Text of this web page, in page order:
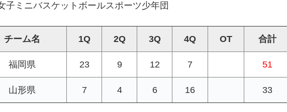
ミニバスケットボールスポーツ少年団
チーム名 1Q 2Q 3Q 4Q OT 合計
福岡県 23 9 12 7 51
山形県 7 4 6 16 33